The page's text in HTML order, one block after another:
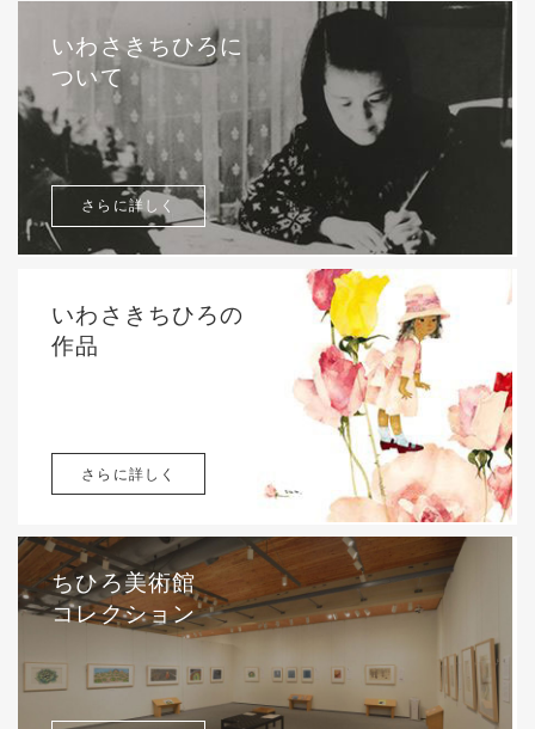
いわさきちひろに
ついて
さらに詳しく
いわさきちひろの
作品
さらに詳しく
ちひろ美術館
コレクション